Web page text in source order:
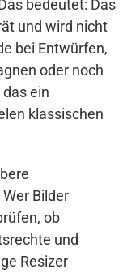
bedeutet: Das
und wird nicht
bei Entwürfen,
oder noch
ein
klassischen
Bilder
ob
und
Resizer